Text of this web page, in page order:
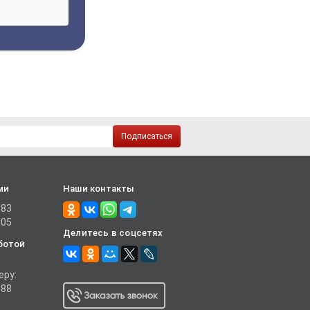
Подписаться
Наши контакты
Делитесь в соцсетях